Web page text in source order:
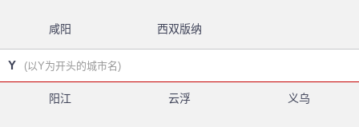
咸阳 西双版纳
Y (以Y为开头的城市名)
阳江 云浮 义乌